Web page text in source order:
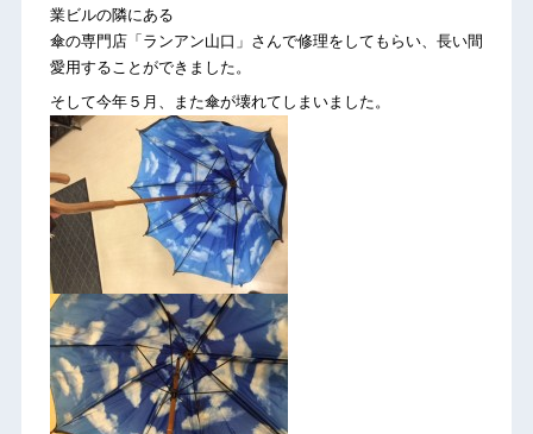
業ビルの隣にある
傘の専門店「ランアン山口」さんで修理をしてもらい、長い間
愛用することができました。
そして今年５月、また傘が壊れてしまいました。